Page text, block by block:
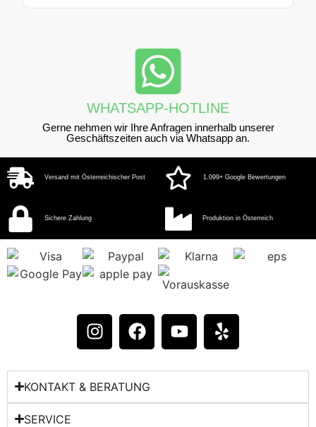
WHATSAPP-HOTLINE
Gerne nehmen wir Ihre Anfragen innerhalb unserer
Geschäftszeiten auch via Whatsapp an.
Versand mit Österreichischer Post 1.099+ Google Bewertungen
Sichere Zahlung Produktion in Österreich
KONTAKT & BERATUNG​
SERVICE